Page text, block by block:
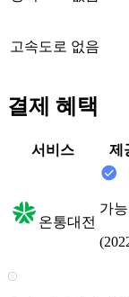
고속도로 없음
결제 혜택
서비스 제
온통대전
가능